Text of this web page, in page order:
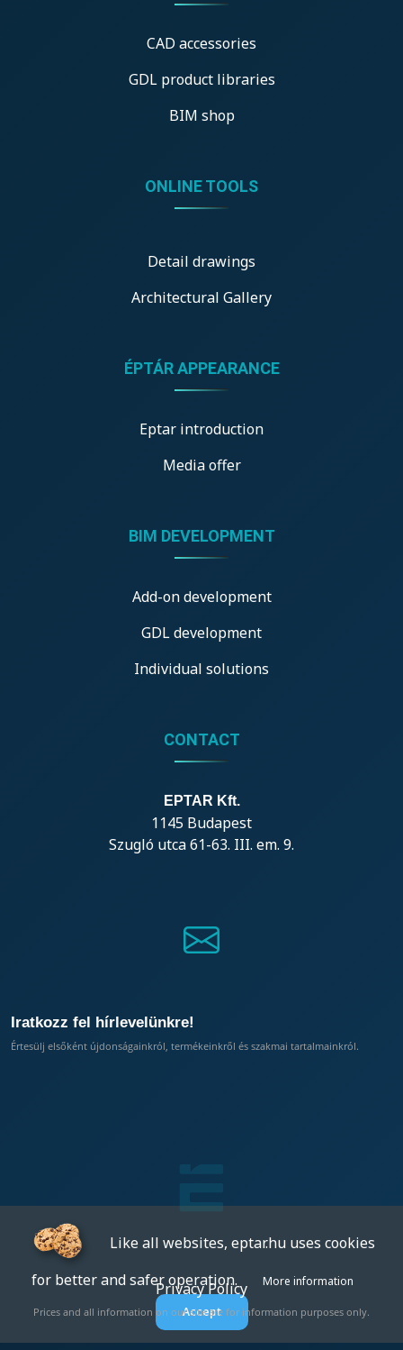
CAD accessories
GDL product libraries
BIM shop
ONLINE TOOLS
Detail drawings
Architectural Gallery
ÉPTÁR APPEARANCE
Eptar introduction
Media offer
BIM DEVELOPMENT
Add-on development
GDL development
Individual solutions
CONTACT
EPTAR Kft.
1145 Budapest
Szugló utca 61-63. III. em. 9.
Iratkozz fel hírlevelünkre!
Értesülj elsőként újdonságainkról, termékeinkről és szakmai tartalmainkról.
Privacy Policy
Prices and all information on our site are for information purposes only.
Like all websites, eptar.hu uses cookies
for better and safer operation.
More information
Accept